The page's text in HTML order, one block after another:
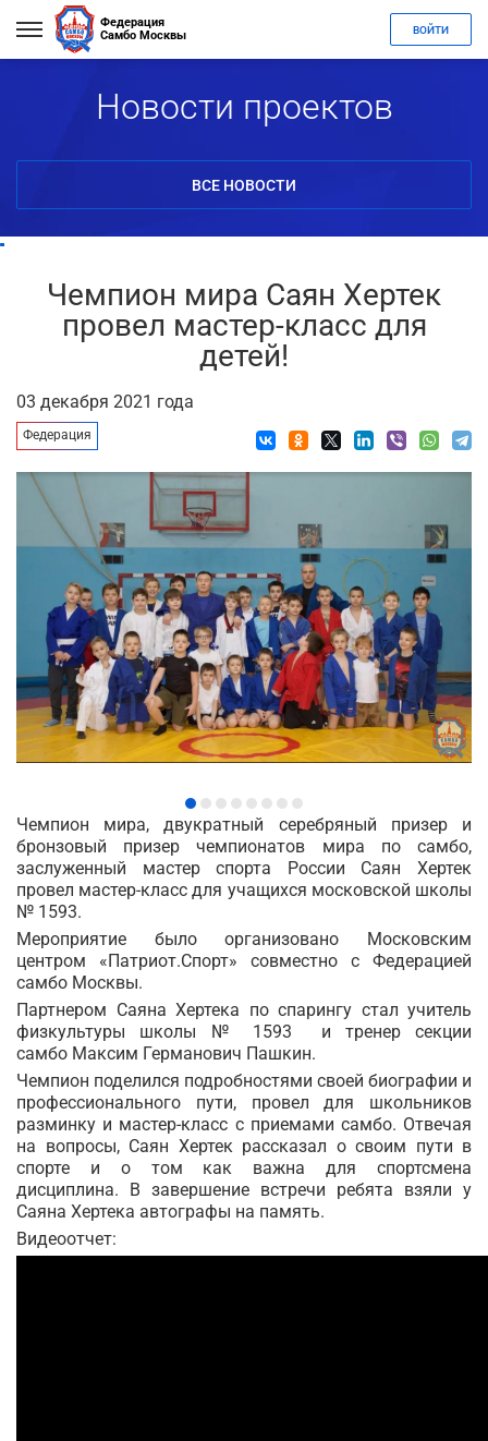
Федерация
Самбо Москвы
ВОЙТИ
Новости проектов
ВСЕ НОВОСТИ
Чемпион мира Саян Хертек
провел мастер-класс для
детей!
03 декабря 2021 года
Федерация
Чемпион мира, двукратный серебряный призер и
бронзовый призер чемпионатов мира по самбо,
заслуженный мастер спорта России Саян Хертек
провел мастер-класс для учащихся московской школы
№ 1593.
Мероприятие было организовано Московским
центром «Патриот.Спорт» совместно с Федерацией
самбо Москвы.
Партнером Саяна Хертека по спарингу стал учитель
физкультуры школы № 1593 и тренер секции
самбо Максим Германович Пашкин.
Чемпион поделился подробностями своей биографии и
профессионального пути, провел для школьников
разминку и мастер-класс с приемами самбо. Отвечая
на вопросы, Саян Хертек рассказал о своим пути в
спорте и о том как важна для спортсмена
дисциплина. В завершение встречи ребята взяли у
Саяна Хертека автографы на память.
Видеоотчет: